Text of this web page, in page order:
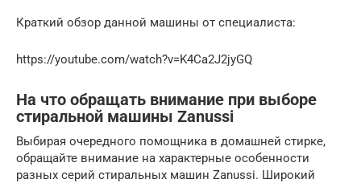
Краткий обзор данной машины от специалиста:
https://youtube.com/watch?v=K4Ca2J2jyGQ
На что обращать внимание при выборе
стиральной машины Zanussi
Выбирая очередного помощника в домашней стирке,
обращайте внимание на характерные особенности
разных серий стиральных машин Zanussi. Широкий